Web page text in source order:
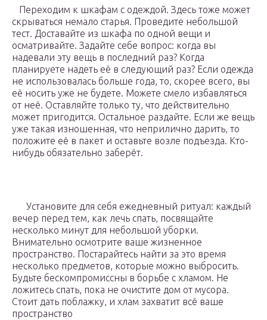
Переходим к шкафам с одеждой. Здесь тоже может
скрываться немало старья. Проведите небольшой
тест. Доставайте из шкафа по одной вещи и
осматривайте. Задайте себе вопрос: когда вы
надевали эту вещь в последний раз? Когда
планируете надеть её в следующий раз? Если одежда
не использовалась больше года, то, скорее всего, вы
её носить уже не будете. Можете смело избавляться
от неё. Оставляйте только ту, что действительно
может пригодится. Остальное раздайте. Если же вещь
уже такая изношенная, что неприлично дарить, то
положите её в пакет и оставьте возле подъезда. Кто-
нибудь обязательно заберёт.
Установите для себя ежедневный ритуал: каждый
вечер перед тем, как лечь спать, посвящайте
несколько минут для небольшой уборки.
Внимательно осмотрите ваше жизненное
пространство. Постарайтесь найти за это время
несколько предметов, которые можно выбросить.
Будьте бескомпромиссны в борьбе с хламом. Не
ложитесь спать, пока не очистите дом от мусора.
Стоит дать поблажку, и хлам захватит всё ваше
пространство